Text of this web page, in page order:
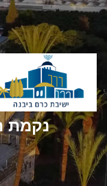
נקמת